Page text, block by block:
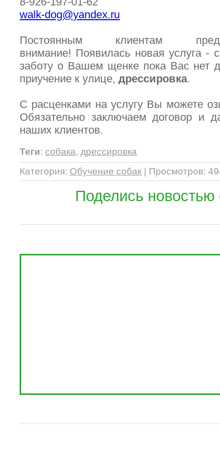
walk-dog@yandex.ru
Постоянным клиентам
внимание! Появилась новая услуга -
заботу о Вашем щенке пока Вас нет
приучение к улице, дрессировка.
С расценками на услугу Вы можете
Обязательно заключаем договор и
наших клиентов.
Теги: собака, дрессировка
Категория: Обучение собак Просмотров:
Поделись новостью